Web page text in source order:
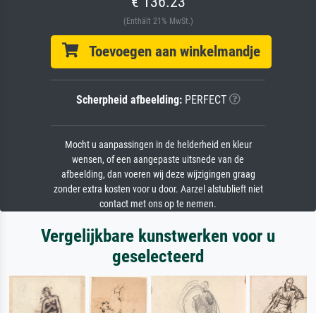
(Enthält 21% MwSt.)
Toevoegen aan winkelmandje
Scherpheid afbeelding:PERFECT
Mocht u aanpassingen in de helderheid en kleur
wensen, of een aangepaste uitsnede van de
afbeelding, dan voeren wij deze wijzigingen graag
zonder extra kosten voor u door. Aarzel alstublieft niet
contact met ons op te nemen.
Vergelijkbare kunstwerken voor u
geselecteerd